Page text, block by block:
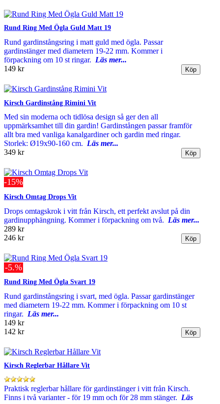
Rund Ring Med Ögla Guld Matt 19
Rund gardinstångsring i matt guld med ögla. Passar
gardinstänger med diametern 19-22 mm. Kommer i
förpackning om 10 st ringar. Läs mer...
149 kr
Kirsch Gardinstång Rimini Vit
Med sin moderna och tidlösa design så ger den all
uppmärksamhet till din gardin! Gardinstången passar framför
allt bra med vanliga kanalgardiner och gardin med ringar.
Storlek: Ø19x90-160 cm. Läs mer...
349 kr
-15%
Kirsch Omtag Drops Vit
Drops omtagskrok i vitt från Kirsch, ett perfekt avslut på din
gardinupphängning. Kommer i förpackning om två. Läs mer...
289 kr
246 kr
-5.%
Rund Ring Med Ögla Svart 19
Rund gardinstångsring i svart, med ögla. Passar gardinstänger
med diametern 19-22 mm. Kommer i förpackning om 10 st
ringar. Läs mer...
149 kr
142 kr
Kirsch Reglerbar Hållare Vit
Praktisk reglerbar hållare för gardinstänger i vitt från Kirsch.
Finns i två varianter - för 19 mm och för 28 mm stänger. Läs